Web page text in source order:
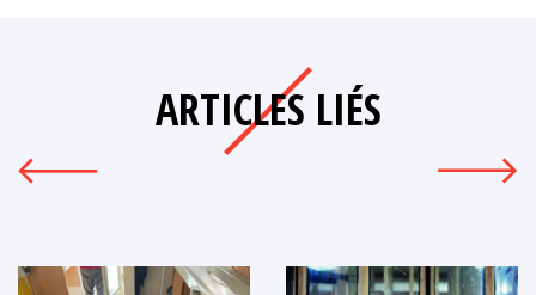
ARTICLES LIÉS